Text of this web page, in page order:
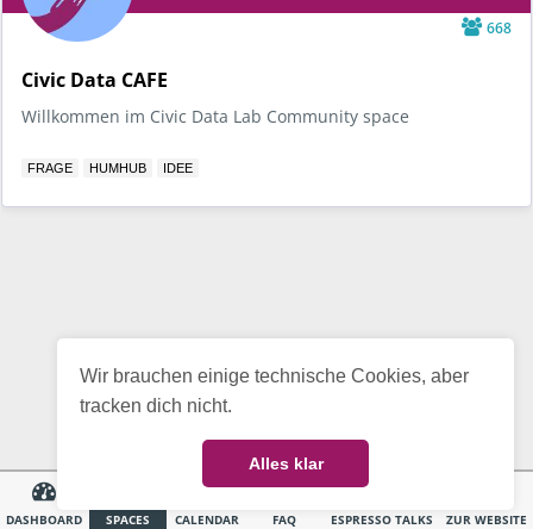
Wir brauchen einige technische Cookies, aber
tracken dich nicht.
Alles klar
DASHBOARD SPACES CALENDAR FAQ ESPRESSO TALKS ZUR WEBSITE
668
Civic Data CAFE
Willkommen im Civic Data Lab Community space
FRAGE HUMHUB IDEE